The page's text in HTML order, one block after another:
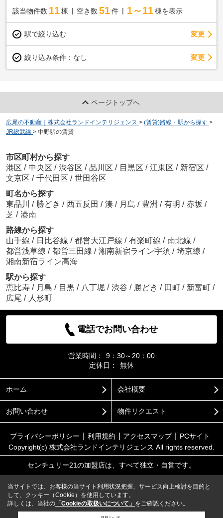
該当物件数 11棟 空き数 51 件 1～11 棟を表示
駅で絞り込む 変更
絞り込み条件： なし 変更
ページトップへ
広尾の不動産｜株式会社ランドインテリジェンス > (賃貸)路線・駅から探す >
JR総武線 > 中野駅の賃貸
市区町村から探す
港区 / 中央区 / 渋谷区 / 品川区 / 目黒区 / 江東区 / 新宿区 /
文京区 / 千代田区 / 世田谷区
町名から探す
東品川 / 勝どき / 西五反田 / 湊 / 月島 / 豊洲 / 有明 / 赤坂 /
芝 / 港南
路線から探す
山手線 / 日比谷線 / 都営大江戸線 / 有楽町線 / 南北線 /
都営浅草線 / 都営三田線 / 湘南新宿ライン宇須 / 埼京線 /
湘南新宿ライン高海
駅から探す
恵比寿 / 月島 / 目黒 / 八丁堀 / 渋谷 / 勝どき / 田町 / 新富町 /
広尾 / 人形町
電話でお問い合わせ
営業時間：
9：30～20：00
定休日：
無休
ホーム 会社概要
お問い合わせ 物件リクエスト
プライバシーポリシー 利用規約 アクセスマップ
PCサイト
Copyright(c) 株式会社ランドインテリジェンス All rights reserved.
センチュリー21の加盟店は、すべて独立・自営です。
当サイトでは、お客様の当サイト利用状況把握、サービス向上検討を目的と
して、クッキー（Cookie）を使用しています。
詳しくは、当社の 「Cookieの取扱いについて」 をご確認ください。